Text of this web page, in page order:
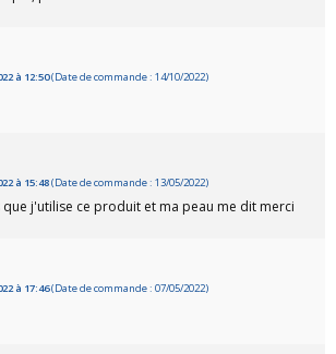
à 12:50(Date de commande : 14/10/2022)
à 15:48(Date de commande : 13/05/2022)
que j'utilise ce produit et ma peau me dit merci
à 17:46(Date de commande : 07/05/2022)